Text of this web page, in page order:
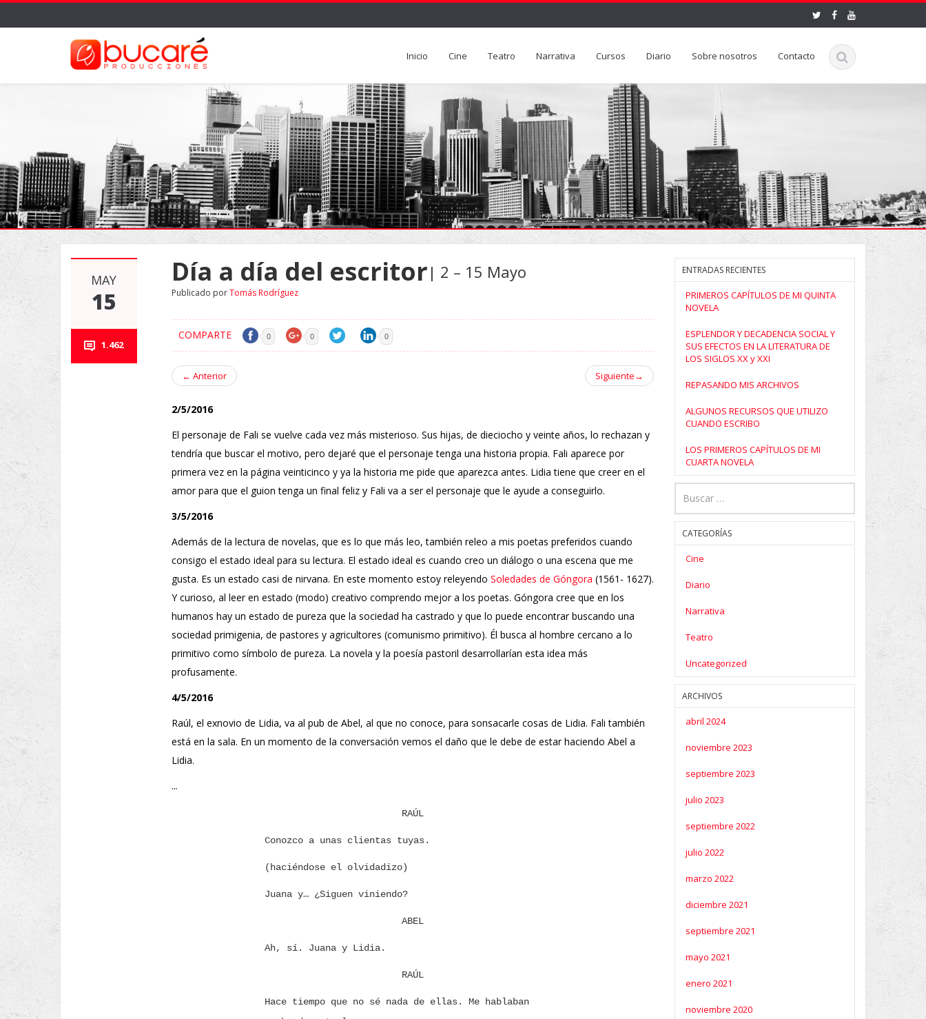
Inicio Cine Teatro Narrativa Cursos Diario Sobre nosotros Contacto
MAY
15
1.462
Día a día del escritor | 2 – 15 Mayo
Publicado porTomás Rodríguez
COMPARTE 0 0 0
← Anterior Siguiente→
2/5/2016
El personaje de Fali se vuelve cada vez más misterioso. Sus hijas, de dieciocho y veinte años, lo rechazan y
tendría que buscar el motivo, pero dejaré que el personaje tenga una historia propia. Fali aparece por
primera vez en la página veinticinco y ya la historia me pide que aparezca antes. Lidia tiene que creer en el
amor para que el guion tenga un final feliz y Fali va a ser el personaje que le ayude a conseguirlo.
3/5/2016
Además de la lectura de novelas, que es lo que más leo, también releo a mis poetas preferidos cuando
consigo el estado ideal para su lectura. El estado ideal es cuando creo un diálogo o una escena que me
gusta. Es un estado casi de nirvana. En este momento estoy releyendo Soledades de Góngora (1561- 1627).
Y curioso, al leer en estado (modo) creativo comprendo mejor a los poetas. Góngora cree que en los
humanos hay un estado de pureza que la sociedad ha castrado y que lo puede encontrar buscando una
sociedad primigenia, de pastores y agricultores (comunismo primitivo). Él busca al hombre cercano a lo
primitivo como símbolo de pureza. La novela y la poesía pastoril desarrollarían esta idea más
profusamente.
4/5/2016
Raúl, el exnovio de Lidia, va al pub de Abel, al que no conoce, para sonsacarle cosas de Lidia. Fali también
está en la sala. En un momento de la conversación vemos el daño que le debe de estar haciendo Abel a
Lidia.
…
RAÚL
Conozco a unas clientas tuyas.
(haciéndose el olvidadizo)
Juana y… ¿Siguen viniendo?
ABEL
Ah, sí. Juana y Lidia.
RAÚL
Hace tiempo que no sé nada de ellas. Me hablaban
ENTRADAS RECIENTES
PRIMEROS CAPÍTULOS DE MI QUINTA
NOVELA
ESPLENDOR Y DECADENCIA SOCIAL Y
SUS EFECTOS EN LA LITERATURA DE
LOS SIGLOS XX y XXI
REPASANDO MIS ARCHIVOS
ALGUNOS RECURSOS QUE UTILIZO
CUANDO ESCRIBO
LOS PRIMEROS CAPÍTULOS DE MI
CUARTA NOVELA
CATEGORÍAS
Cine
Diario
Narrativa
Teatro
Uncategorized
ARCHIVOS
abril 2024
noviembre 2023
septiembre 2023
julio 2023
septiembre 2022
julio 2022
marzo 2022
diciembre 2021
septiembre 2021
mayo 2021
enero 2021
noviembre 2020